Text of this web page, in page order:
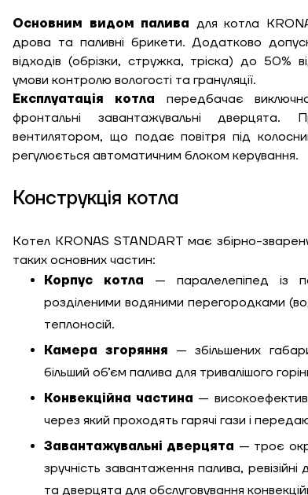
Основним видом палива для котла
дрова та паливні брикети. Додатково
відходів (обрізки, стружка, тріска) до 50%
умови контролю вологості та грануляції.
Експлуатація котла передбачає
фронтальні завантажувальні дверцята.
вентилятором, що подає повітря під
регулюється автоматичним блоком керування.
Конструкція котла
Котел KRONAS STANDART має збірно-
таких основних частин:
Корпус котла — паралелепіпед із
розділеними водяними перегородками
теплоносій.
Камера згоряння — збільшених
більший об’єм палива для тривалішого
Конвекційна частина —
через який проходять гарячі гази і
Завантажувальні дверцята — троє
зручність завантаження палива,
та дверцята для обслуговування
Висота, м
Ступінь
Необхідна